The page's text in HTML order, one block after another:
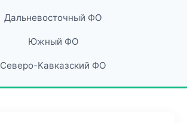
Дальневосточный ФО
Южный ФО
Северо-Кавказский ФО